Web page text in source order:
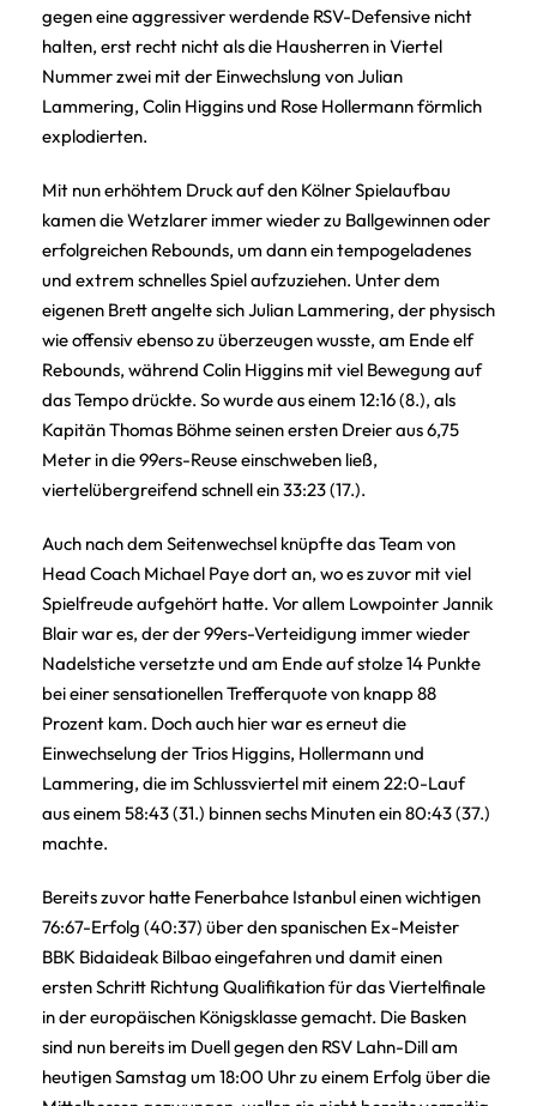
gegen eine aggressiver werdende RSV-Defensive nicht
halten, erst recht nicht als die Hausherren in Viertel
Nummer zwei mit der Einwechslung von Julian
Lammering, Colin Higgins und Rose Hollermann förmlich
explodierten.
Mit nun erhöhtem Druck auf den Kölner Spielaufbau
kamen die Wetzlarer immer wieder zu Ballgewinnen oder
erfolgreichen Rebounds, um dann ein tempogeladenes
und extrem schnelles Spiel aufzuziehen. Unter dem
eigenen Brett angelte sich Julian Lammering, der physisch
wie offensiv ebenso zu überzeugen wusste, am Ende elf
Rebounds, während Colin Higgins mit viel Bewegung auf
das Tempo drückte. So wurde aus einem 12:16 (8.), als
Kapitän Thomas Böhme seinen ersten Dreier aus 6,75
Meter in die 99ers-Reuse einschweben ließ,
viertelübergreifend schnell ein 33:23 (17.).
Auch nach dem Seitenwechsel knüpfte das Team von
Head Coach Michael Paye dort an, wo es zuvor mit viel
Spielfreude aufgehört hatte. Vor allem Lowpointer Jannik
Blair war es, der der 99ers-Verteidigung immer wieder
Nadelstiche versetzte und am Ende auf stolze 14 Punkte
bei einer sensationellen Trefferquote von knapp 88
Prozent kam. Doch auch hier war es erneut die
Einwechselung der Trios Higgins, Hollermann und
Lammering, die im Schlussviertel mit einem 22:0-Lauf
aus einem 58:43 (31.) binnen sechs Minuten ein 80:43 (37.)
machte.
Bereits zuvor hatte Fenerbahce Istanbul einen wichtigen
76:67-Erfolg (40:37) über den spanischen Ex-Meister
BBK Bidaideak Bilbao eingefahren und damit einen
ersten Schritt Richtung Qualifikation für das Viertelfinale
in der europäischen Königsklasse gemacht. Die Basken
sind nun bereits im Duell gegen den RSV Lahn-Dill am
heutigen Samstag um 18:00 Uhr zu einem Erfolg über die